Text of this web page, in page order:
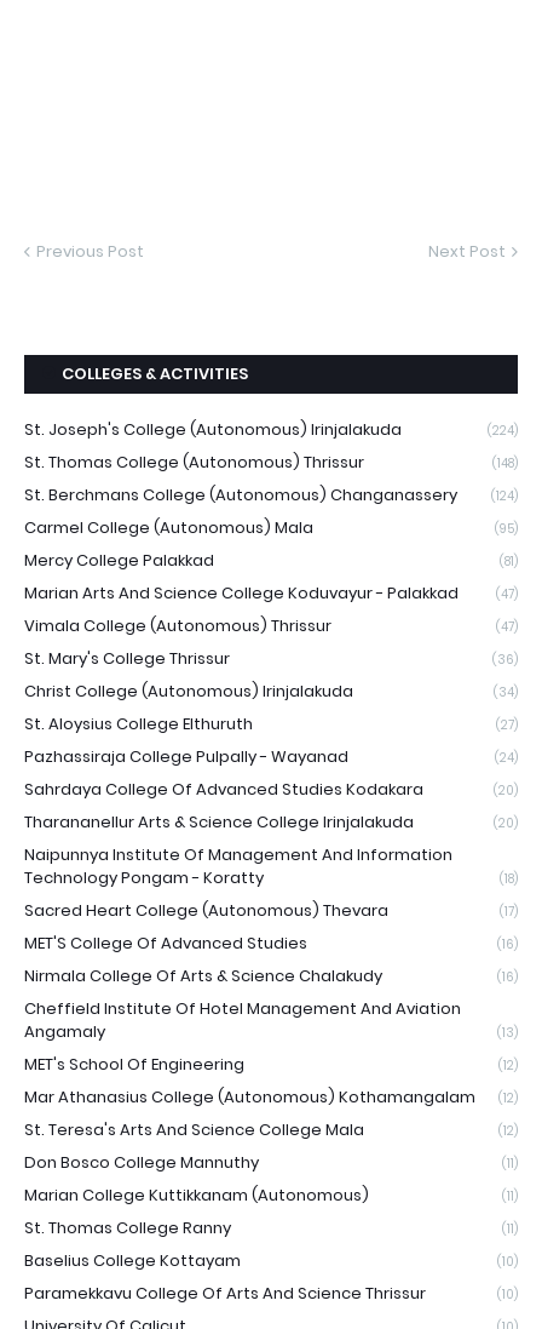
Previous Post Next Post
COLLEGES & ACTIVITIES
St. Joseph's College (Autonomous) Irinjalakuda (224)
St. Thomas College (Autonomous) Thrissur (148)
St. Berchmans College (Autonomous) Changanassery (124)
Carmel College (Autonomous) Mala (95)
Mercy College Palakkad (81)
Marian Arts And Science College Koduvayur - Palakkad (47)
Vimala College (Autonomous) Thrissur (47)
St. Mary's College Thrissur (36)
Christ College (Autonomous) Irinjalakuda (34)
St. Aloysius College Elthuruth (27)
Pazhassiraja College Pulpally - Wayanad (24)
Sahrdaya College Of Advanced Studies Kodakara (20)
Tharananellur Arts & Science College Irinjalakuda (20)
Naipunnya Institute Of Management And Information
Technology Pongam - Koratty
(18)
Sacred Heart College (Autonomous) Thevara (17)
MET'S College Of Advanced Studies (16)
Nirmala College Of Arts & Science Chalakudy (16)
Cheffield Institute Of Hotel Management And Aviation
Angamaly
(13)
MET's School Of Engineering (12)
Mar Athanasius College (Autonomous) Kothamangalam (12)
St. Teresa's Arts And Science College Mala (12)
Don Bosco College Mannuthy (11)
Marian College Kuttikkanam (Autonomous) (11)
St. Thomas College Ranny (11)
Baselius College Kottayam (10)
Paramekkavu College Of Arts And Science Thrissur (10)